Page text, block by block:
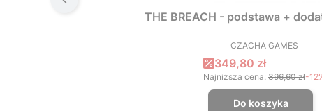
THE BREACH - podstawa +
PRODUCENT
CZACHA GAMES
Cena promocyjna
349,80 zł
Najniższa cena: 396,60 zł-
Do koszyka